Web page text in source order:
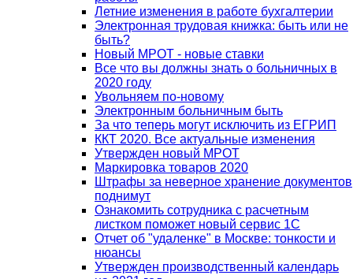
Летние изменения в работе бухгалтерии
Электронная трудовая книжка: быть или не
быть?
Новый МРОТ - новые ставки
Все что вы должны знать о больничных в
2020 году
Увольняем по-новому
Электронным больничным быть
За что теперь могут исключить из ЕГРИП
ККТ 2020. Все актуальные изменения
Утвержден новый МРОТ
Маркировка товаров 2020
Штрафы за неверное хранение документов
поднимут
Ознакомить сотрудника с расчетным
листком поможет новый сервис 1С
Отчет об "удаленке" в Москве: тонкости и
нюансы
Утвержден производственный календарь